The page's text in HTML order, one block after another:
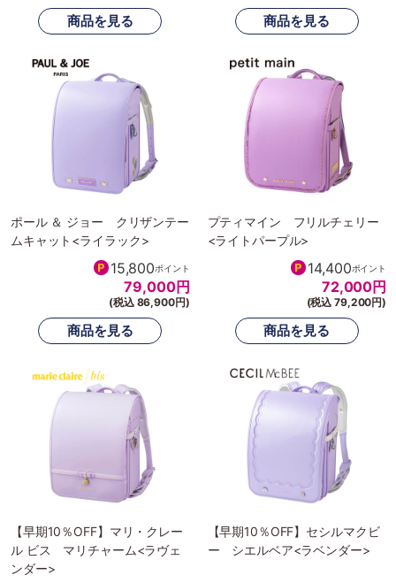
ポール ＆ ジョー クリザンテー
ムキャット<ライラック>
15,800ポイント
79,000円
(税込 86,900円)
プティマイン フリルチェリー
<ライトパープル>
14,400ポイント
72,000円
(税込 79,200円)
【早期10％OFF】マリ・クレー
ル ビス マリチャーム<ラヴェ
ンダー>
【早期10％OFF】セシルマクビ
ー シエルベア<ラベンダー>